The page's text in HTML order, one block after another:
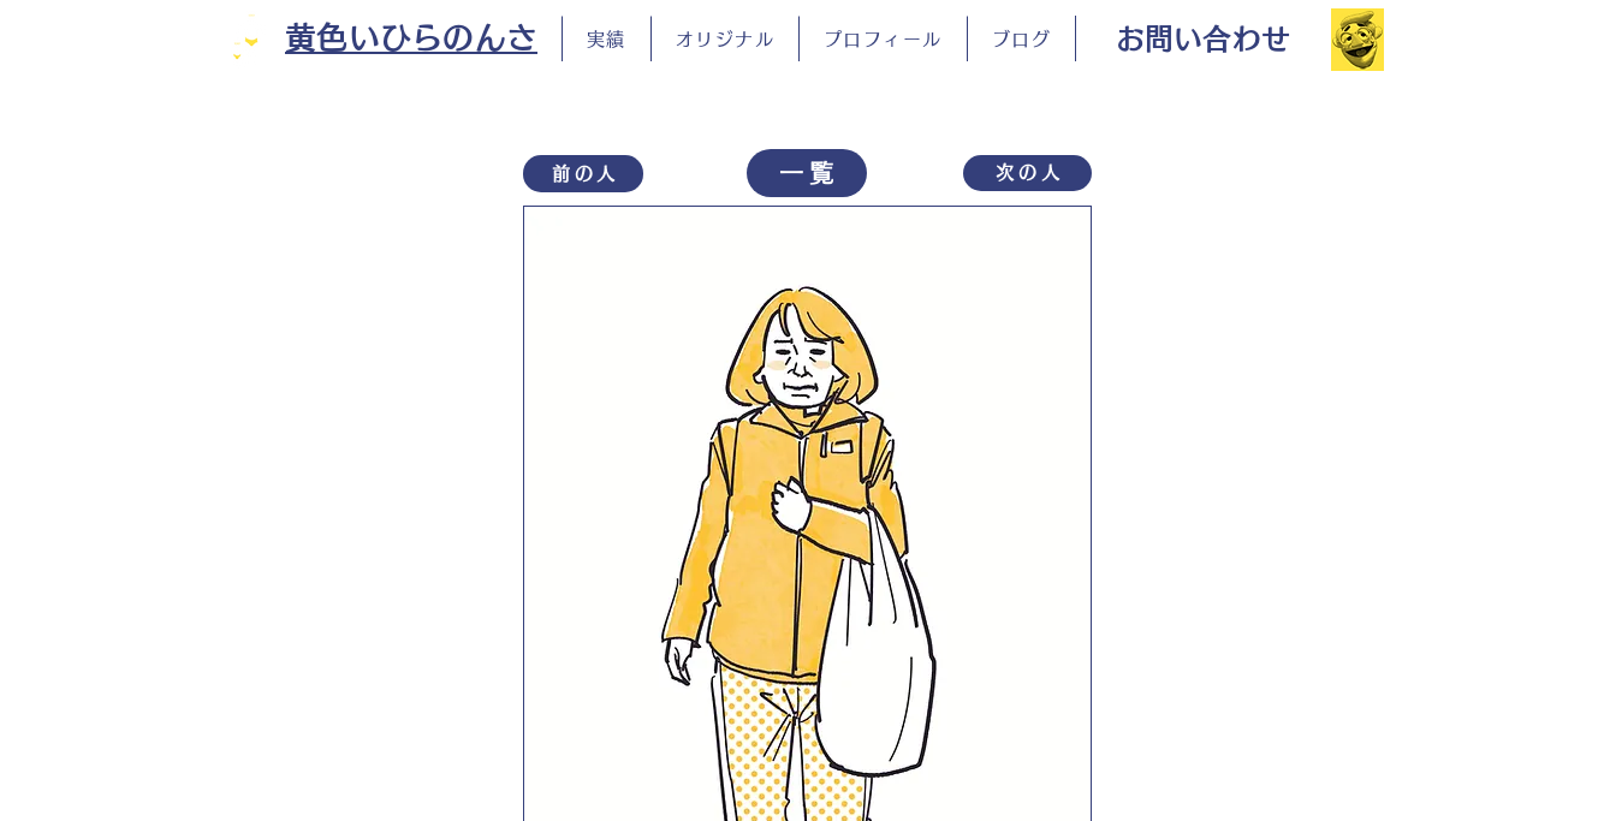
黄色いひらのんさ 実績 オリジナル プロフィール ブログ お問い合わせ
前の人 一覧 次の人